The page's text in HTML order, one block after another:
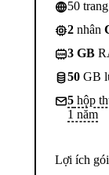
50
2 nhân
3 GB
50 GB
5 hộp
1 năm
Lợi ích